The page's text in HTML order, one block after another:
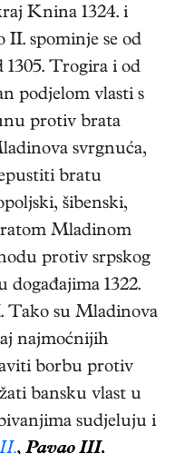
Knina 1324. i
II. spominje se od
1305. Trogira i od
podjelom vlasti s
protiv brata
svrgnuća,
bratu
šibenski,
Mladinom
protiv srpskog
događajima 1322.
Tako su Mladinova
najmoćnijih
borbu protiv
bansku vlast u
sudjeluju i
, Pavao III.